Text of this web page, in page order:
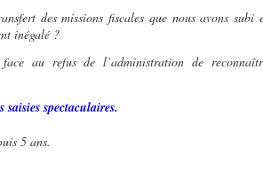
des missions fiscales que nous avons subi
inégalé ?
face au refus de l’administration de
saisies spectaculaires.
5 ans.